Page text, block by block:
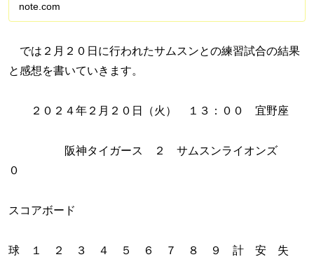
note.com
では２月２０日に行われたサムスンとの練習試合の結果
と感想を書いていきます。
２０２４年２月２０日（火） １３：００ 宜野座
阪神タイガース ２ サムスンライオンズ
０
スコアボード
球 １ ２ ３ ４ ５ ６ ７ ８ ９ 計 安 失